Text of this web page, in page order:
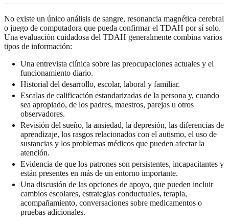
No existe un único análisis de sangre, resonancia magnética cerebral
o juego de computadora que pueda confirmar el TDAH por sí solo.
Una evaluación cuidadosa del TDAH generalmente combina varios
tipos de información:
Una entrevista clínica sobre las preocupaciones actuales y el
funcionamiento diario.
Historial del desarrollo, escolar, laboral y familiar.
Escalas de calificación estandarizadas de la persona y, cuando
sea apropiado, de los padres, maestros, parejas u otros
observadores.
Revisión del sueño, la ansiedad, la depresión, las diferencias de
aprendizaje, los rasgos relacionados con el autismo, el uso de
sustancias y los problemas médicos que pueden afectar la
atención.
Evidencia de que los patrones son persistentes, incapacitantes y
están presentes en más de un entorno importante.
Una discusión de las opciones de apoyo, que pueden incluir
cambios escolares, estrategias conductuales, terapia,
acompañamiento, conversaciones sobre medicamentos o
pruebas adicionales.